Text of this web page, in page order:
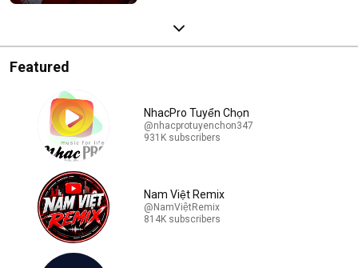
Featured
NhacPro Tuyển Chọn
@nhacprotuyenchon347
931K subscribers
Nam Việt Remix
@NamViệtRemix
814K subscribers